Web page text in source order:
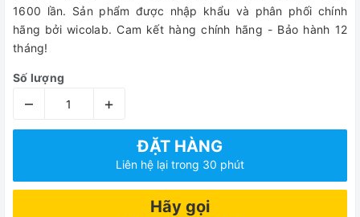
1600 lần. Sản phẩm được nhập khẩu và phân phối chính
hãng bởi wicolab. Cam kết hàng chính hãng - Bảo hành 12
tháng!
Số lượng
– +
ĐẶT HÀNG
Liên hệ lại trong 30 phút
Hãy gọi